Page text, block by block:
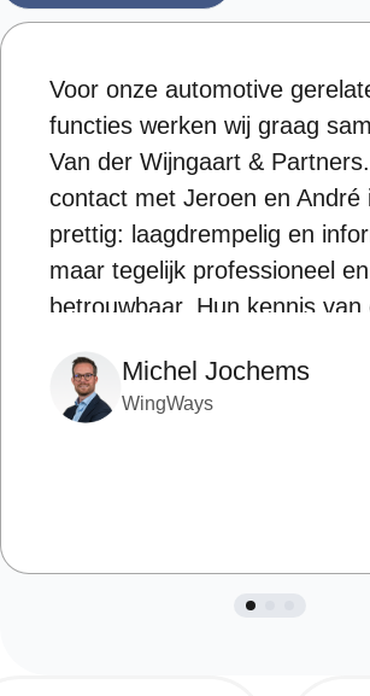
Voor onze automotive
functies werken wij graag
Van der Wijngaart &
contact met Jeroen en André
prettig: laagdrempelig en
maar tegelijk professioneel en
betrouwbaar. Hun kennis van
ze voor je aan de slag gaan,
niet meer los. Ze bijten zich
Michel Jochems
WingWays